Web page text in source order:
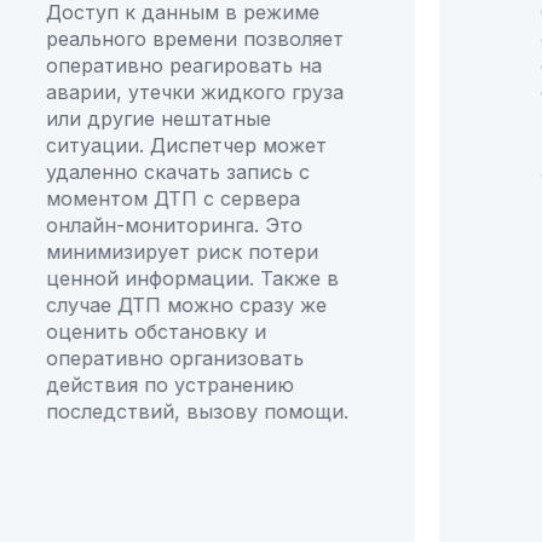
Системы
отслеживания помогают
осуществлять контроль за
соблюдением норм,
предотвращая переутомление
водителей. Это снижает риск
аварий.
ее